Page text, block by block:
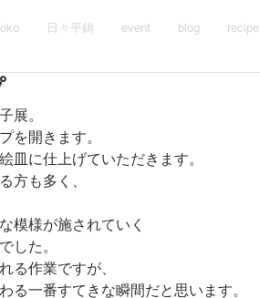
日々平鍋 event blog recipe
展。
を開きます。
皿に仕上げていただきます。
方も多く、
模様が施されていく
した。
る作業ですが、
る一番すてきな瞬間だと思います。